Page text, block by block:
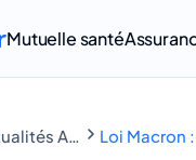
Mutuelle santé
Loi Macron